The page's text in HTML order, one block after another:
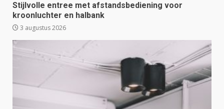
Stijlvolle entree met afstandsbediening voor
kroonluchter en halbank
3 augustus 2026